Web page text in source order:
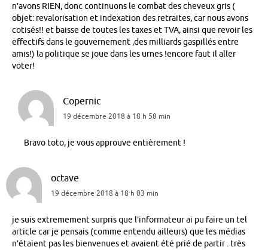
n’avons RIEN, donc continuons le combat des cheveux gris (
objet: revalorisation et indexation des retraites, car nous avons
cotisés!! et baisse de toutes les taxes et TVA, ainsi que revoir les
effectifs dans le gouvernement ,des milliards gaspillés entre
amis!) la politique se joue dans les urnes !encore faut il aller
voter!
Copernic
19 décembre 2018 à 18 h 58 min
Bravo toto, je vous approuve entièrement !
octave
19 décembre 2018 à 18 h 03 min
je suis extremement surpris que l’informateur ai pu faire un tel
article car je pensais (comme entendu ailleurs) que les médias
n’étaient pas les bienvenues et avaient été prié de partir . très